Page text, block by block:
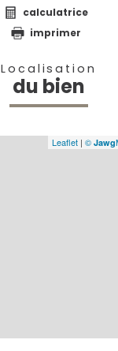
calculatrice
imprimer
Localisation
du bien
Leaflet | © Jawg